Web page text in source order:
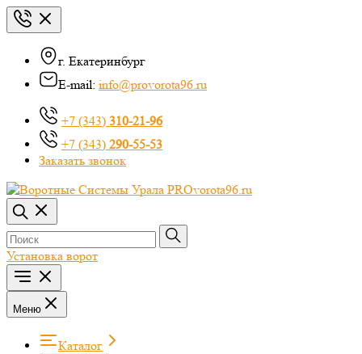
г. Екатеринбург
E-mail: info@provorota96.ru
+7 (343) 310-21-96
+7 (343) 290-55-53
Заказать звонок
Установка ворот
Меню
Каталог